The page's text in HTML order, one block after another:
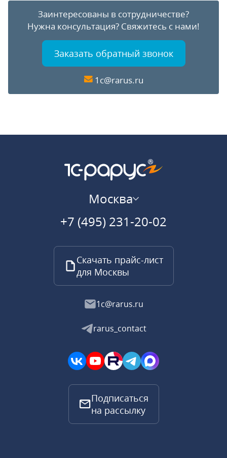
Заинтересованы в сотрудничестве?
Нужна консультация? Свяжитесь с нами!
Заказать обратный звонок
1c@rarus.ru
Москва
+7 (495) 231-20-02
Скачать прайс-лист
для Москвы
1c@rarus.ru
rarus_contact
Подписаться
на рассылку